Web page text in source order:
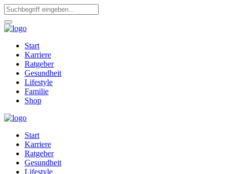
Start
Karriere
Ratgeber
Gesundheit
Lifestyle
Familie
Shop
Start
Karriere
Ratgeber
Gesundheit
Lifestyle